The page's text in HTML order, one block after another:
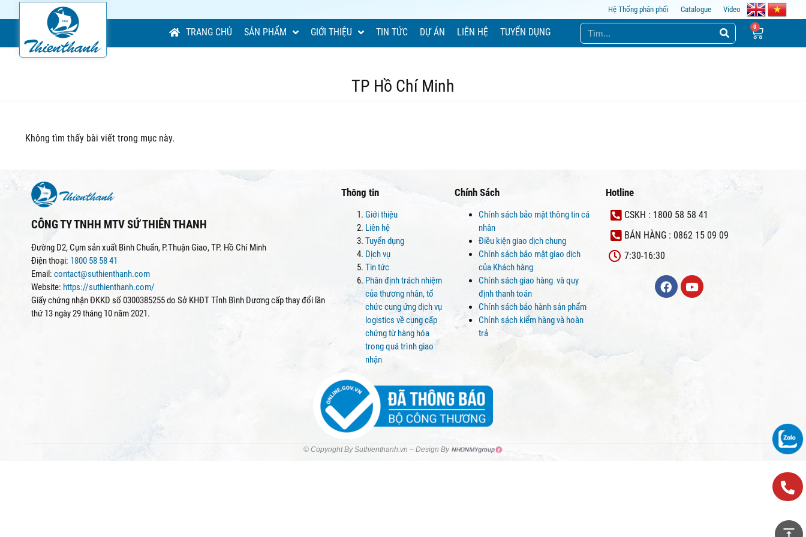
Hệ Thống phân phối Catalogue Video
TRANG CHỦ SẢN PHẨM GIỚI THIỆU TIN TỨC DỰ ÁN LIÊN HỆ TUYỂN DỤNG
TP Hồ Chí Minh
Không tìm thấy bài viết trong mục này.
CÔNG TY TNHH MTV SỨ THIÊN THANH
Đường D2, Cụm sản xuất Bình Chuẩn, P.Thuận Giao, TP. Hồ Chí Minh
Điện thoại: 1800 58 58 41
Email: contact@suthienthanh.com
Website: https://suthienthanh.com/
Giấy chứng nhận ĐKKD số 0300385255 do Sở KHĐT Tỉnh Bình Dương cấp thay đổi lần
thứ 13 ngày 29 tháng 10 năm 2021.
Thông tin
Giới thiệu
Liên hệ
Tuyển dụng
Dịch vụ
Tin tức
Phân định trách nhiệm
của thương nhân, tổ
chức cung ứng dịch vụ
logistics về cung cấp
chứng từ hàng hóa
trong quá trình giao
nhận
Chính Sách
Chính sách bảo mật thông tin cá
nhân
Điều kiện giao dịch chung
Chính sách bảo mật giao dịch
của Khách hàng
Chính sách giao hàng và quy
định thanh toán
Chính sách bảo hành sản phẩm
Chính sách kiểm hàng và hoàn
trả
Hotline
CSKH : 1800 58 58 41
BÁN HÀNG : 0862 15 09 09
7:30-16:30
© Copyright By Suthienthanh.vn – Design By